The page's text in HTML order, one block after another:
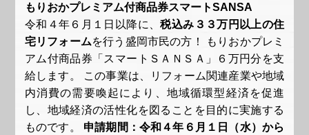
もりおかプレミアム付商品券スマートSANSA
令和４年６月１日以降に、税込み３３万円以上の住
宅リフォームを行う盛岡市民の方！ もりおかプレミ
アム付商品券「スマートＳＡＮＳＡ」６万円分を支
給します。 この事業は、リフォーム関連産業や地域
内消費の需要喚起により、地域循環型経済を促進
し、地域経済の活性化を図ることを目的に実施する
ものです。 申請期間：令和４年６月１日（水）から